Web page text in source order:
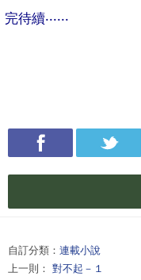
完待續‧‧‧‧‧‧
自訂分類： 連載小說
上一則： 對不起－１